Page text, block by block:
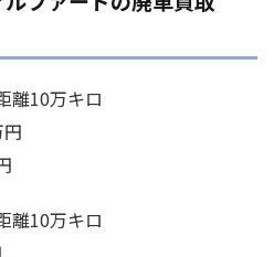
離10万キロ
離10万キロ